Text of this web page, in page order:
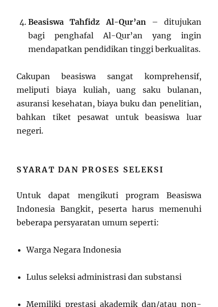
Beasiswa Tahfidz Al-Qur’an – ditujukan
bagi penghafal Al-Qur’an yang ingin
mendapatkan pendidikan tinggi berkualitas.
Cakupan beasiswa sangat komprehensif,
meliputi biaya kuliah, uang saku bulanan,
asuransi kesehatan, biaya buku dan penelitian,
bahkan tiket pesawat untuk beasiswa luar
negeri.
SYARAT DAN PROSES SELEKSI
Untuk dapat mengikuti program Beasiswa
Indonesia Bangkit, peserta harus memenuhi
beberapa persyaratan umum seperti:
Warga Negara Indonesia
Lulus seleksi administrasi dan substansi
Memiliki prestasi akademik dan/atau non-